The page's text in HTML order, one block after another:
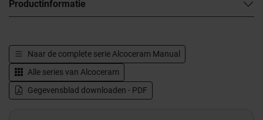
Productinformatie
Naar de complete serie Alcoceram Manual
Alle series van Alcoceram
Gegevensblad downloaden - PDF